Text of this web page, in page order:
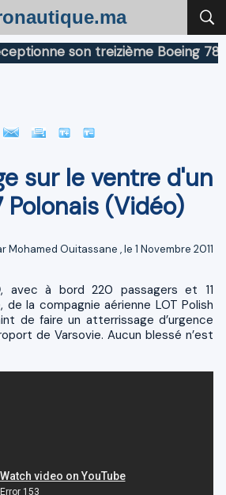
son treizième Boeing 787
sur le ventre d'un
Polonais (Vidéo)
Mohamed Ouitassane , le 1 Novembre 2011
, avec à bord 220 passagers et 11
de la compagnie aérienne LOT Polish
de faire un atterrissage d’urgence
de Varsovie. Aucun blessé n’est